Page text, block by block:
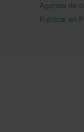
Agenda de
Publicar en